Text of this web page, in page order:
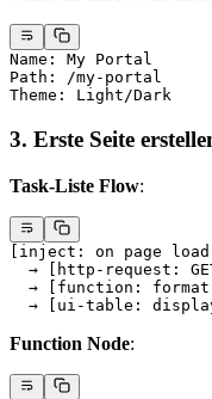
Name: My Portal
Path: /my-portal
Theme: Light/Dark
3. Erste Seite
Task-Liste Flow:
[inject: on page load]
→ [http-request:
→ [function: format
→ [ui-table:
Function Node: